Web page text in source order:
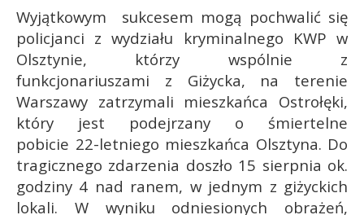
Wyjątkowym sukcesem mogą pochwalić się
policjanci z wydziału kryminalnego KWP w
Olsztynie, którzy wspólnie z
funkcjonariuszami z Giżycka, na terenie
Warszawy zatrzymali mieszkańca Ostrołęki,
który jest podejrzany o śmiertelne
pobicie 22-letniego mieszkańca Olsztyna. Do
tragicznego zdarzenia doszło 15 sierpnia ok.
godziny 4 nad ranem, w jednym z giżyckich
lokali. W wyniku odniesionych obrażeń,